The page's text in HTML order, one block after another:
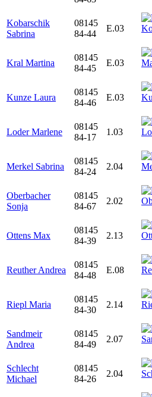
Kobarschik
Sabrina
08145
84-44
E.03
Kral Martina
08145
84-45
E.03
Kunze Laura
08145
84-46
E.03
Loder Marlene
08145
84-17
1.03
Merkel Sabrina
08145
84-24
2.04
Oberbacher
Sonja
08145
84-67
2.02
Ottens Max
08145
84-39
2.13
Reuther Andrea
08145
84-48
E.08
Riepl Maria
08145
84-30
2.14
Sandmeir
Andrea
08145
84-49
2.07
Schlecht
Michael
08145
84-26
2.04